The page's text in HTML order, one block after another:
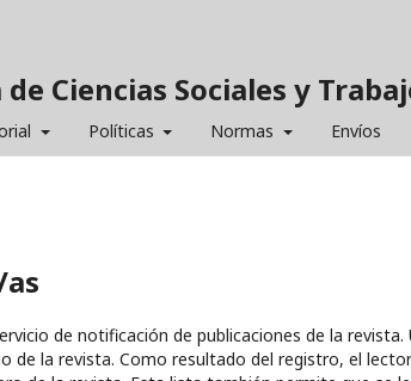
Ciencias Sociales y
Políticas Normas Envíos
de notificación de publicaciones de la revista.
de la revista. Como resultado del registro, el